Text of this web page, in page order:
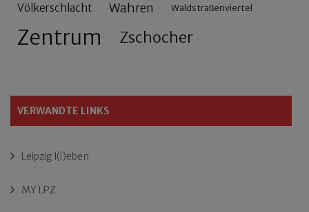
Völkerschlacht Wahren Waldstraßenviertel
Zentrum Zschocher
VERWANDTE LINKS
Leipzig l(i)eben
MY LPZ